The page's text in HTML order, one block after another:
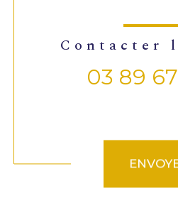
contacter
03 89 67